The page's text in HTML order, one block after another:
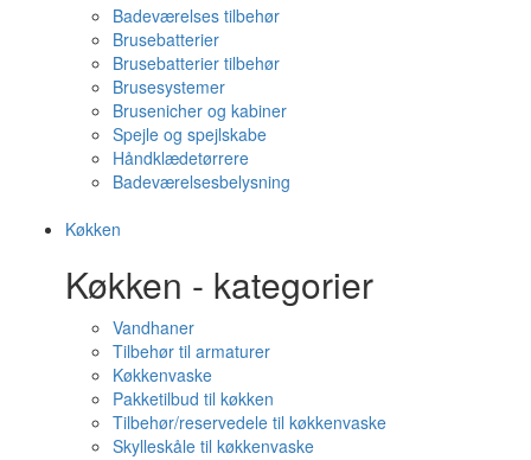
Badeværelses tilbehør
Brusebatterier
Brusebatterier tilbehør
Brusesystemer
Brusenicher og kabiner
Spejle og spejlskabe
Håndklædetørrere
Badeværelsesbelysning
Køkken
Køkken - kategorier
Vandhaner
Tilbehør til armaturer
Køkkenvaske
Pakketilbud til køkken
Tilbehør/reservedele til køkkenvaske
Skylleskåle til køkkenvaske